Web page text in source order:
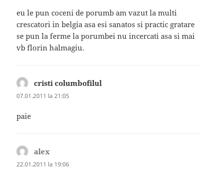
eu le pun coceni de porumb am vazut la multi
crescatori in belgia asa esi sanatos si practic gratare
se pun la ferme la porumbei nu incercati asa si mai
vb florin halmagiu.
cristi columbofilul
07.01.2011 la 21:05
paie
alex
22.01.2011 la 19:06